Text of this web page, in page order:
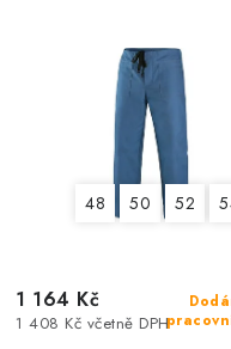
48 50 52
1 408 Kč včetně DPH
1 164 Kč